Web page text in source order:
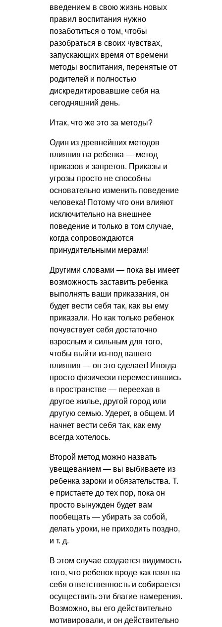
введением в свою жизнь новых
правил воспитания нужно
позаботиться о том, чтобы
разобраться в своих чувствах,
запускающих время от времени
методы воспитания, перенятые от
родителей и полностью
дискредитировавшие себя на
сегодняшний день.
Итак, что же это за методы?
Один из древнейших методов
влияния на ребенка — метод
приказов и запретов. Приказы и
угрозы просто не способны
основательно изменить поведение
человека! Потому что они влияют
исключительно на внешнее
поведение и только в том случае,
когда сопровождаются
принудительными мерами!
Другими словами — пока вы имеет
возможность заставить ребенка
выполнять ваши приказания, он
будет вести себя так, как вы ему
приказали. Но как только ребенок
почувствует себя достаточно
взрослым и сильным для того,
чтобы выйти из-под вашего
влияния — он это сделает! Иногда
просто физически переместившись
в пространстве — переехав в
другое жилье, другой город или
другую семью. Удерет, в общем. И
начнет вести себя так, как ему
всегда хотелось.
Второй метод можно назвать
увещеванием — вы выбиваете из
ребенка зароки и обязательства. Т.
е пристаете до тех пор, пока он
просто вынужден будет вам
пообещать — убирать за собой,
делать уроки, не приходить поздно,
и т. д.
В этом случае создается видимость
того, что ребенок вроде как взял на
себя ответственность и собирается
осуществить эти благие намерения.
Возможно, вы его действительно
мотивировали, и он действительно